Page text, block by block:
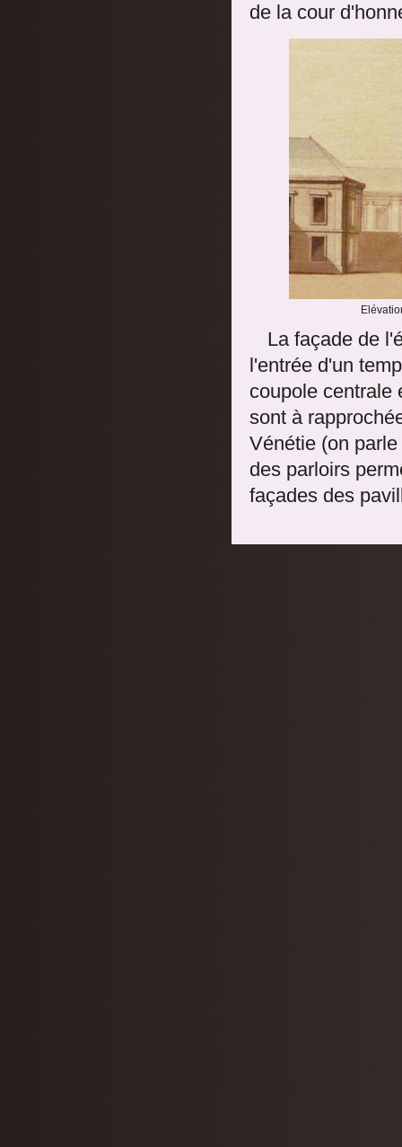
de la cour
La façade de
l'entrée d'un
coupole centrale
sont à
Vénétie (on
des parloirs
façades des